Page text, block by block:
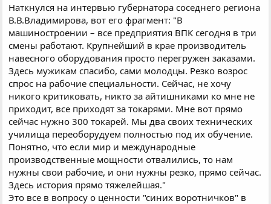
Наткнулся на интервью губернатора соседнего региона
В.В.Владимирова, вот его фрагмент: "В
машиностроении – все предприятия ВПК сегодня в три
смены работают. Крупнейший в крае производитель
навесного оборудования просто перегружен заказами.
Здесь мужикам спасибо, сами молодцы. Резко возрос
спрос на рабочие специальности. Сейчас, не хочу
никого критиковать, никто за айтишниками ко мне не
приходит, все приходят за токарями. Мне вот прямо
сейчас нужно 300 токарей. Мы два своих технических
училища переоборудуем полностью под их обучение.
Понятно, что если мир и международные
производственные мощности отвалились, то нам
нужны свои рабочие, и они нужны резко, прямо сейчас.
Здесь история прямо тяжелейшая."
Это все в вопросу о ценности "синих воротничков" в